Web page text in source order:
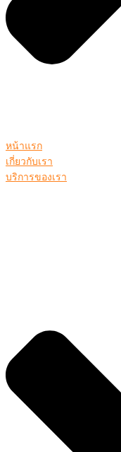
หน้าแรก
เกี่ยวกับเรา
บริการของเรา